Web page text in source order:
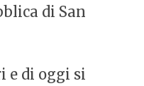
di San
e di oggi si